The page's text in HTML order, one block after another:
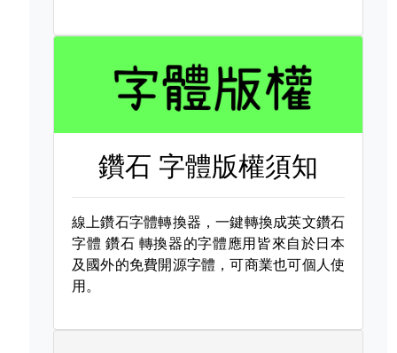
鑽石 字體版權須知
線上鑽石字體轉換器，一鍵轉換成英文鑽石
字體 鑽石 轉換器的字體應用皆來自於日本
及國外的免費開源字體，可商業也可個人使
用。